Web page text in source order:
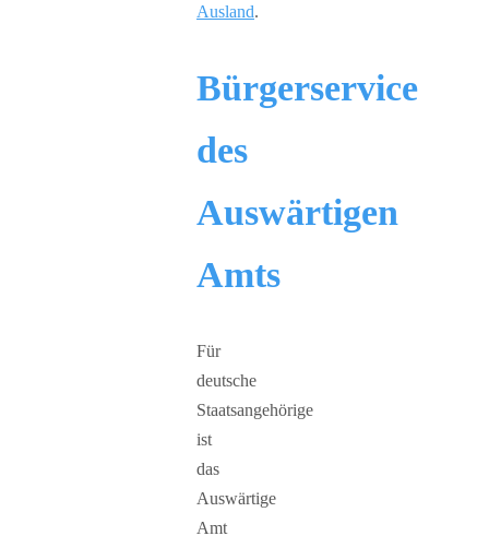
Ausland.
Bürgerservice
des
Auswärtigen
Amts
Für
deutsche
Staatsangehörige
ist
das
Auswärtige
Amt